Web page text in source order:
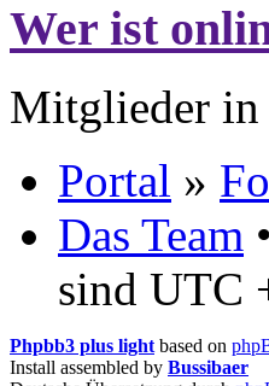
Wer ist
Mitglieder in
Portal »
Das Team •
sind UTC
Phpbb3 plus light based on
Install assembled by Bussibaer